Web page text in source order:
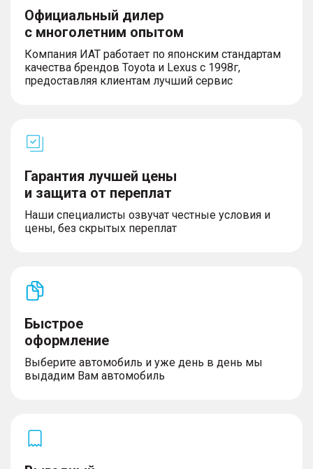
Официальный дилер
с многолетним опытом
Компания ИАТ работает по японским стандартам
качества брендов Toyota и Lexus с 1998г,
предоставляя клиентам лучший сервис
Гарантия лучшей цены
и защита от переплат
Наши специалисты озвучат честные условия и
цены, без скрытых переплат
Быстрое
оформление
Выберите автомобиль и уже день в день мы
выдадим Вам автомобиль